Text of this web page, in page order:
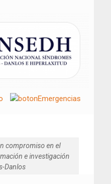
compromiso en el
e investigación
Danlos